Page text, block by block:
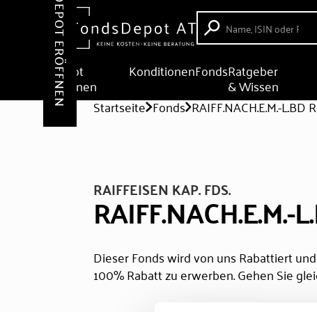
Depot
eröffnen
KonditionenFondsRatgeber
& Wissen
DEPOT ERÖFFNEN Startseite Fonds RAIFF.NACH.E.M.-L.BD
RAIFFEISEN KAP. FDS.
RAIFF.NACH.E.M.-
Dieser Fonds wird von uns Rabattiert
100% Rabatt zu erwerben. Gehen Sie